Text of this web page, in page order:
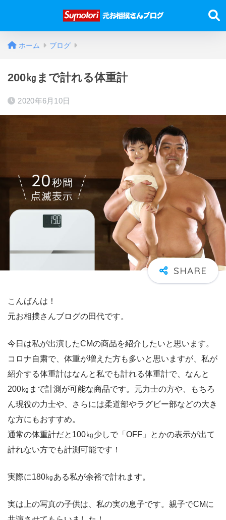
ホーム ブログ
200㎏まで計れる体重計
2020年6月10日
こんばんは！
元お相撲さんブログの田代です。
今日は私が出演したCMの商品を紹介したいと思います。
コロナ自粛で、体重が増えた方も多いと思いますが、私が
紹介する体重計はなんと私でも計れる体重計で、なんと
200㎏まで計測が可能な商品です。元力士の方や、もちろ
ん現役の力士や、さらには柔道部やラグビー部などの大き
な方にもおすすめ。
通常の体重計だと100㎏少しで「OFF」とかの表示が出て
計れない方でも計測可能です！
実際に180㎏ある私が余裕で計れます。
実は上の写真の子供は、私の実の息子です。親子でCMに